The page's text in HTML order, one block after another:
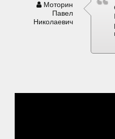
Моторин
Павел
Николаевич